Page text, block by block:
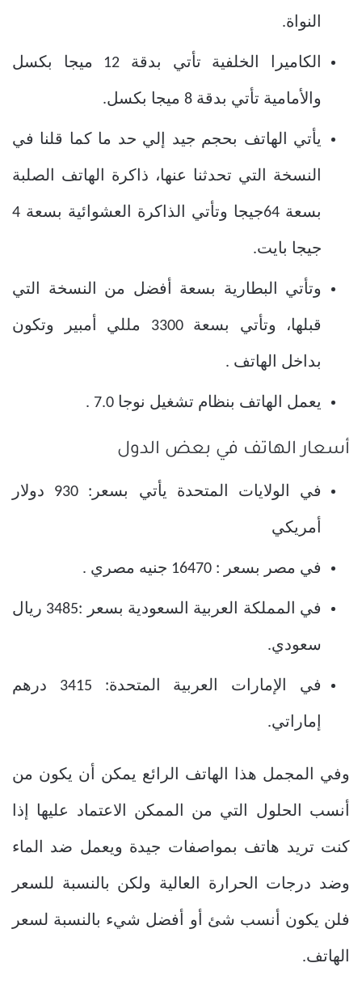
النواة.
الكاميرا الخلفية تأتي بدقة 12 ميجا بكسل
والأمامية تأتي بدقة 8 ميجا بكسل.
يأتي الهاتف بحجم جيد إلي حد ما كما قلنا في
النسخة التي تحدثنا عنها، ذاكرة الهاتف الصلبة
بسعة 64جيجا وتأتي الذاكرة العشوائية بسعة 4
جيجا بايت.
وتأتي البطارية بسعة أفضل من النسخة التي
قبلها، وتأتي بسعة 3300 مللي أمبير وتكون
بداخل الهاتف .
يعمل الهاتف بنظام تشغيل نوجا 7.0 .
أسعار الهاتف في بعض الدول
في الولايات المتحدة يأتي بسعر: 930 دولار
أمريكي
في مصر بسعر : 16470 جنيه مصري .
في المملكة العربية السعودية بسعر :3485 ريال
سعودي.
في الإمارات العربية المتحدة: 3415 درهم
إماراتي.
وفي المجمل هذا الهاتف الرائع يمكن أن يكون من
أنسب الحلول التي من الممكن الاعتماد عليها إذا
كنت تريد هاتف بمواصفات جيدة ويعمل ضد الماء
وضد درجات الحرارة العالية ولكن بالنسبة للسعر
فلن يكون أنسب شئ أو أفضل شيء بالنسبة لسعر
الهاتف.